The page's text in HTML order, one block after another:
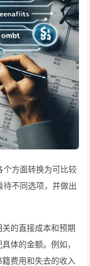
个方面转换为可比较
待不同选项，并做出
的直接成本和预期
体的金额。例如，
费用和失去的收入